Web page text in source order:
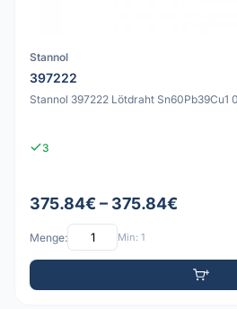
Stannol
397222
Stannol 397222 Lötdraht Sn60Pb39Cu1
3
375.84€ – 375.84€
Menge: Min: 1